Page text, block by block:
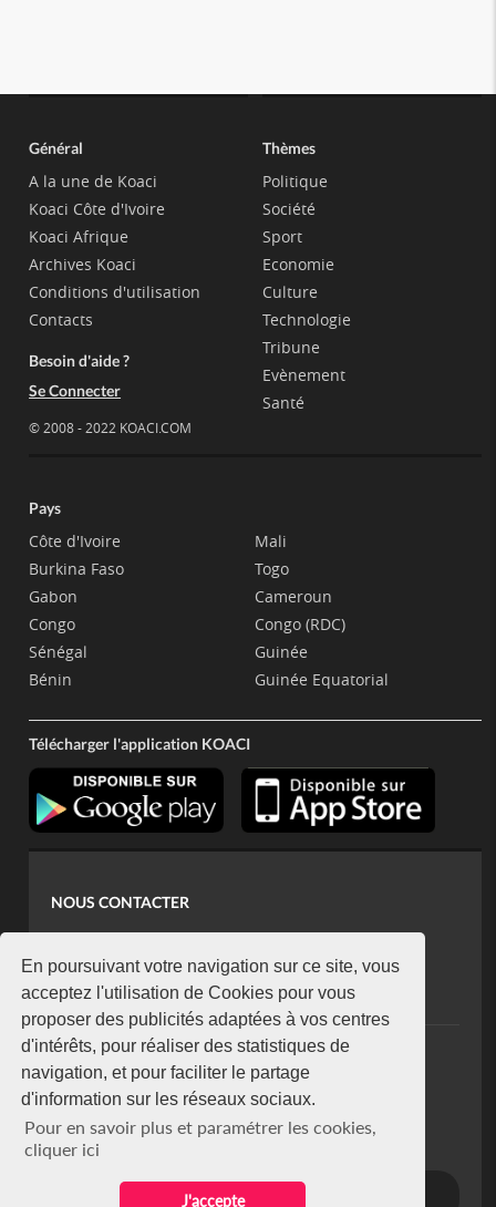
En poursuivant votre navigation sur ce site, vous
acceptez l'utilisation de Cookies pour vous
proposer des publicités adaptées à vos centres
d'intérêts, pour réaliser des statistiques de
navigation, et pour faciliter le partage
d'information sur les réseaux sociaux.
Pour en savoir plus et paramétrer les cookies,
cliquer ici
J'accepte
Général
A la une de Koaci
Koaci Côte d'Ivoire
Koaci Afrique
Archives Koaci
Conditions d'utilisation
Contacts
Besoin d'aide ?
Se Connecter
© 2008 - 2022 KOACI.COM
Thèmes
Politique
Société
Sport
Economie
Culture
Technologie
Tribune
Evènement
Santé
Pays
Côte d'Ivoire
Burkina Faso
Gabon
Congo
Sénégal
Bénin
Mali
Togo
Cameroun
Congo (RDC)
Guinée
Guinée Equatorial
Télécharger l'application KOACI
NOUS CONTACTER
koaci@yahoo.fr
+225 07 08 85 52 93
NEWSLETTER
Restez connecté via notre newsletter
S'abonner
Se désabonner